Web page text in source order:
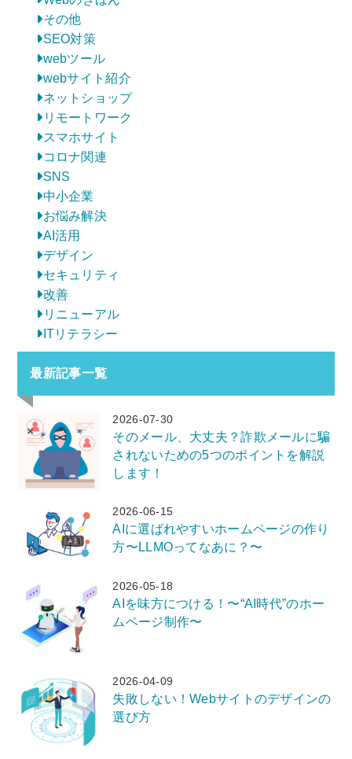
その他
SEO対策
webツール
webサイト紹介
ネットショップ
リモートワーク
スマホサイト
コロナ関連
SNS
中小企業
お悩み解決
AI活用
デザイン
セキュリティ
改善
リニューアル
ITリテラシー
最新記事一覧
2026-07-30
そのメール、大丈夫？詐欺メールに騙
されないための5つのポイントを解説
します！
2026-06-15
AIに選ばれやすいホームページの作り
方〜LLMOってなあに？〜
2026-05-18
AIを味方につける！〜“AI時代”のホー
ムページ制作〜
2026-04-09
失敗しない！Webサイトのデザインの
選び方